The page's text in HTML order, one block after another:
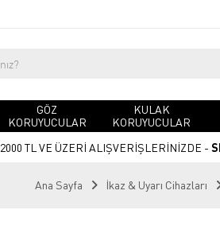
GÖZ
KORUYUCULAR
KULAK
KORUYUCULAR
2000 TL VE ÜZERİ ALIŞVERİŞLERİNİZDE -
Ana Sayfa İkaz & Uyarı Cihazları